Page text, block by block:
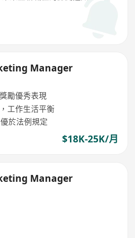
Manager
勵優秀表現
工作生活平衡
於法例規定
$18K-25K/月
Manager